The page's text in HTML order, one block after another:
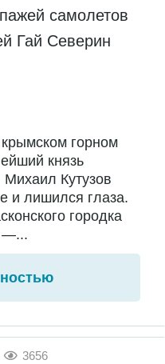
самолетов
Гай Северин
горном
князь
Кутузов
и лишился глаза.
городка
—...
3656